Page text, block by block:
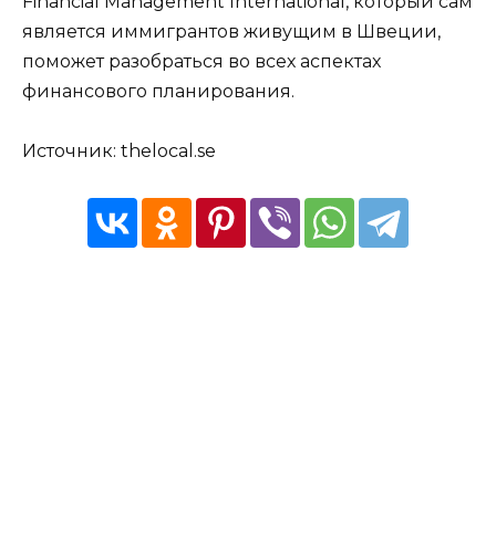
является иммигрантов живущим в Швеции,
поможет разобраться во всех аспектах
финансового планирования.
Источник: thelocal.se